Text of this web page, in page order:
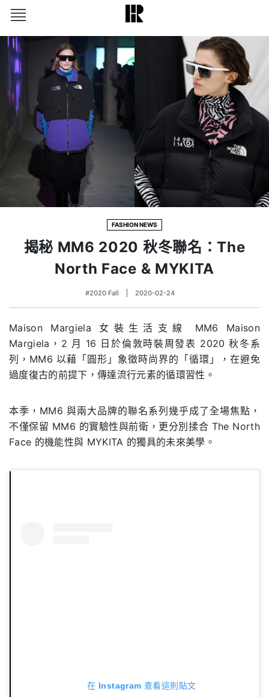
FASHION NEWS
揭秘 MM6 2020 秋冬聯名：The
North Face & MYKITA
#2020 Fall 2020-02-24
Maison Margiela 女裝生活支線 MM6 Maison
Margiela，2 月 16 日於倫敦時裝周發表 2020 秋冬系
列，MM6 以藉「圓形」象徵時尚界的「循環」，在避免
過度復古的前提下，傳達流行元素的循環習性。
本季，MM6 與兩大品牌的聯名系列幾乎成了全場焦點，
不僅保留 MM6 的實驗性與前衛，更分別揉合 The North
Face 的機能性與 MYKITA 的獨具的未來美學。
在 Instagram 查看這則貼文